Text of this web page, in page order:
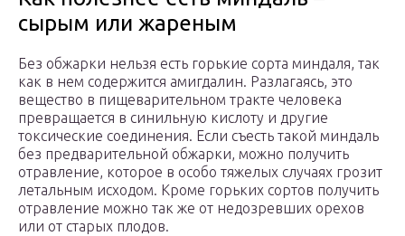
сырым или жареным
Без обжарки нельзя есть горькие сорта миндаля, так
как в нем содержится амигдалин. Разлагаясь, это
вещество в пищеварительном тракте человека
превращается в синильную кислоту и другие
токсические соединения. Если съесть такой миндаль
без предварительной обжарки, можно получить
отравление, которое в особо тяжелых случаях грозит
летальным исходом. Кроме горьких сортов получить
отравление можно так же от недозревших орехов
или от старых плодов.